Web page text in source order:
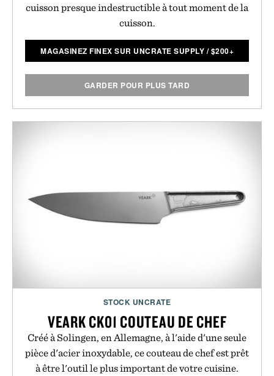
cuisson presque indestructible à tout moment de la
cuisson.
MAGASINEZ FINEX SUR UNCRATE SUPPLY /$200+
GARDER POUR PLUS TARD
STOCK UNCRATE
VEARK CK01 COUTEAU DE CHEF
Créé à Solingen, en Allemagne, à l'aide d'une seule
pièce d'acier inoxydable, ce couteau de chef est prêt
à être l'outil le plus important de votre cuisine.